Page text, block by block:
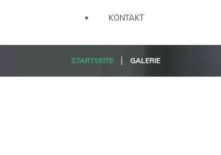
KONTAKT
STARTSEITE GALERIE